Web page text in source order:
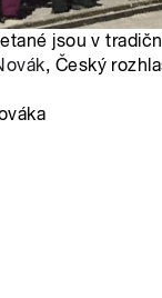
jsou v
, Český